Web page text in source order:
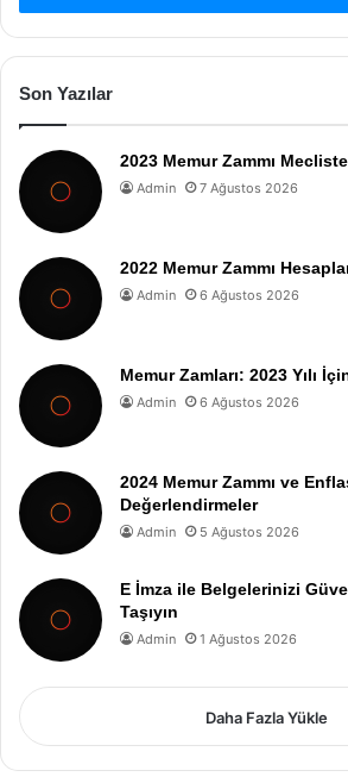
Son Yazılar
2023 Memur Zammı
Admin 7 Ağustos 2026
2022 Memur Zammı
Admin 6 Ağustos 2026
Memur Zamları: 2023 Yılı
Admin 6 Ağustos 2026
2024 Memur Zammı ve
Değerlendirmeler
Admin 5 Ağustos 2026
E İmza ile Belgelerinizi
Taşıyın
Admin 1 Ağustos 2026
Daha Fazla Yükle